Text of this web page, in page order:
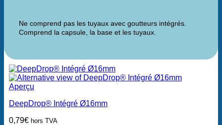
Ne comprend pas les tuyaux avec goutteurs intégrés.
Comprend la capsule, la base et les tuyaux.
Aperçu
DeepDrop® Intégré Ø16mm
0,79€ hors TVA